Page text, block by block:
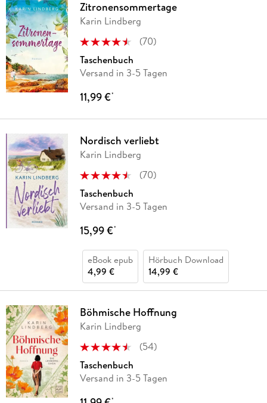
Zitronensommertage
Karin Lindberg
(70)
Taschenbuch
Versand in 3-5 Tagen
11,99 €*
Nordisch verliebt
Karin Lindberg
(70)
Taschenbuch
Versand in 3-5 Tagen
15,99 €*
eBook epub
4,99 €
Hörbuch Download
14,99 €
Böhmische Hoffnung
Karin Lindberg
(54)
Taschenbuch
Versand in 3-5 Tagen
*